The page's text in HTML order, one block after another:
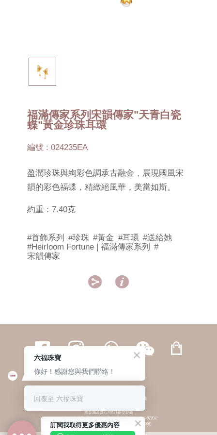
福滿傳家系列宋韻傳家"天青白瓷
蝶"黃金珍珠耳環
編號 : 024235EA
盈潤珍珠與絢彩色調承古融金，展現國風宋
韻的彩色福蝶，精緻絕風華，美當如斯。
約重：7.40克
#首飾系列 #珍珠 #黃金 #耳環 #送給她
#Heirloom Fortune | 福滿傳家系列
#
宋韻傳家
 
繁體 | 簡体
© 六福集團 版權所有 不得轉載 私隱政策
貴金屬及寶石A類註冊交易商
(六福企業禮品(國際)有限公司-註冊號碼:A-B-24-05-07207;
六福電子商貿有限公司-註冊號碼:A-B-24-05-07206)
貴金屬及寶石B類註冊交易商
訂閱我取得更多優惠內容
六福珠寶
你好！感謝您與我們聯絡！
回覆至 六福珠寶